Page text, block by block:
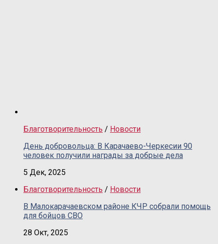
Благотворительность / Новости
День добровольца: В Карачаево-Черкесии 90
человек получили награды за добрые дела
5 Дек, 2025
Благотворительность / Новости
В Малокарачаевском районе КЧР собрали помощь
для бойцов СВО
28 Окт, 2025